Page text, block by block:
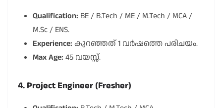
Qualification: BE / B.Tech / ME / M.Tech / MCA /
M.Sc / ENS.
Experience: കുറഞ്ഞത് 1 വർഷത്തെ പരിചയം.
Max Age: 45 വയസ്സ്.
4. Project Engineer (Fresher)